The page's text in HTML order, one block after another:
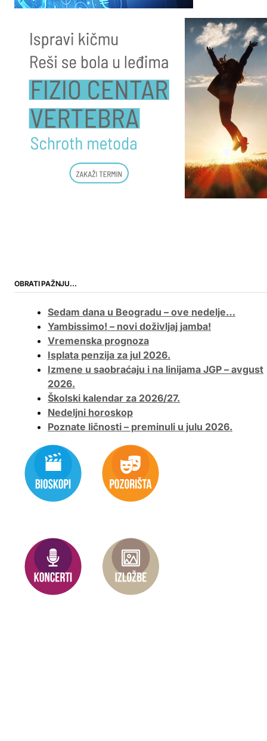
OBRATI PAŽNJU…
Sedam dana u Beogradu – ove nedelje…
Yambissimo! – novi doživljaj jamba!
Vremenska prognoza
Isplata penzija za jul 2026.
Izmene u saobraćaju i na linijama JGP – avgust
2026.
Školski kalendar za 2026/27.
Nedeljni horoskop
Poznate ličnosti – preminuli u julu 2026.